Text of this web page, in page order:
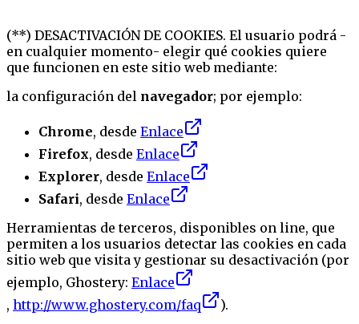
(**) DESACTIVACIÓN DE COOKIES. El usuario podrá -
en cualquier momento- elegir qué cookies quiere
que funcionen en este sitio web mediante:
la configuración del navegador; por ejemplo:
Chrome, desde Enlace
Firefox, desde Enlace
Explorer, desde Enlace
Safari, desde Enlace
Herramientas de terceros, disponibles on line, que
permiten a los usuarios detectar las cookies en cada
sitio web que visita y gestionar su desactivación (por
ejemplo, Ghostery: Enlace
, http://www.ghostery.com/faq
).